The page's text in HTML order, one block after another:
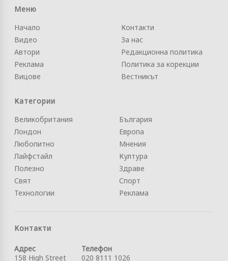
Меню
Начало
Видео
Автори
Реклама
Вицове
Контакти
За нас
Редакционна политика
Политика за корекции
Вестникът
Категории
Великобритания
Лондон
Любопитно
Лайфстайл
Полезно
Свят
Технологии
България
Европа
Мнения
Култура
Здраве
Спорт
Реклама
Контакти
Адрес
158 High Street
Телефон
020 8111 1026